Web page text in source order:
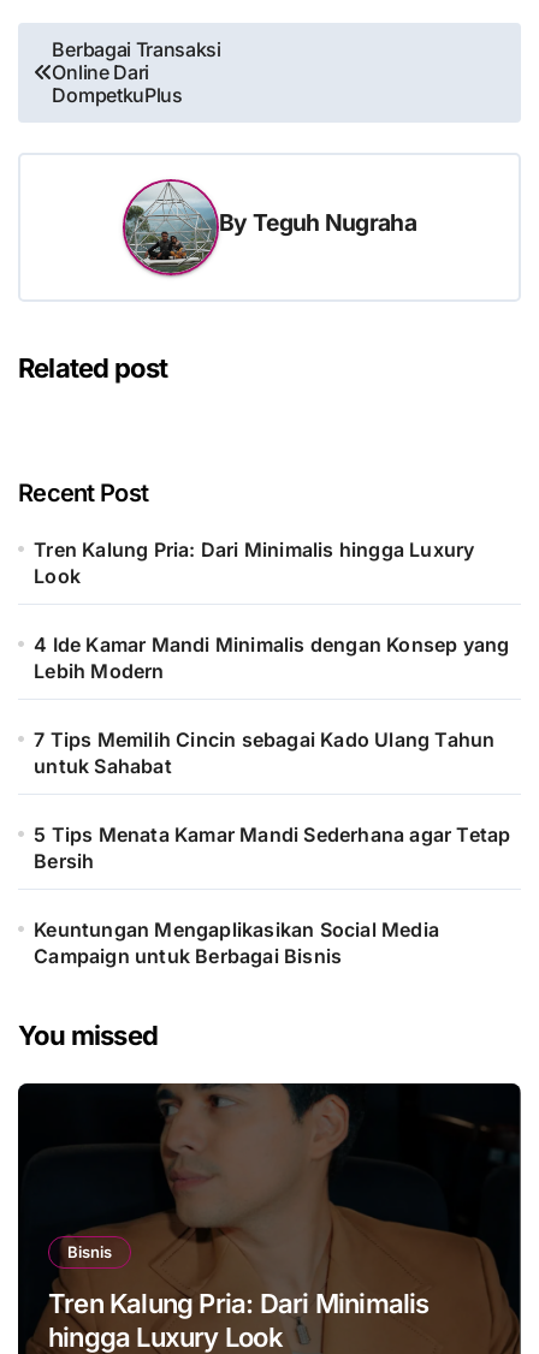
Post
navigation
Berbagai Transaksi
Online Dari
DompetkuPlus
By Teguh Nugraha
Related post
Recent Post
Tren Kalung Pria: Dari Minimalis hingga Luxury
Look
4 Ide Kamar Mandi Minimalis dengan Konsep yang
Lebih Modern
7 Tips Memilih Cincin sebagai Kado Ulang Tahun
untuk Sahabat
5 Tips Menata Kamar Mandi Sederhana agar Tetap
Bersih
Keuntungan Mengaplikasikan Social Media
Campaign untuk Berbagai Bisnis
You missed
Bisnis
Tren Kalung Pria: Dari Minimalis
hingga Luxury Look